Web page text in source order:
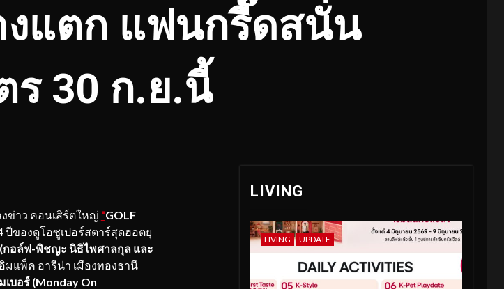
แตก แฟนกรี๊ดสนั่น
30 ก.ย.นี้
าว คอนเสิร์ตใหญ่ “GOLF
ปีของดูโอซูเปอร์สตาร์สุดฮอตยุ
กอล์ฟ-พิชญะ นิธิไพศาลกุล และ
แพ็ค อารีน่า เมืองทองธานี
เบอร์ (Monday On
LIVING
LIVING UPDATE